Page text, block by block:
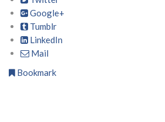
Google+
Tumblr
LinkedIn
Mail
Bookmark